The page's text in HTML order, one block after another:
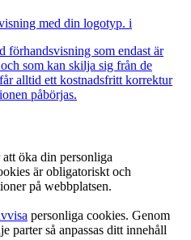
med din logotyp. i
förhandsvisning som endast är
som kan skilja sig från de
alltid ett kostnadsfritt korrektur
påbörjas.
öka din personliga
är obligatoriskt och
på webbplatsen.
personliga cookies. Genom
parter så anpassas ditt innehåll